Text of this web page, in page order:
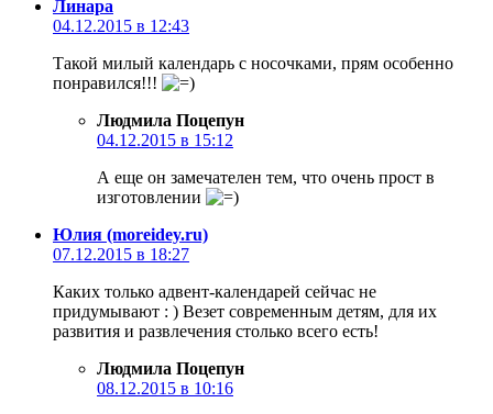
Линара
04.12.2015 в 12:43
Такой милый календарь с носочками, прям особенно
понравился!!!
Людмила Поцепун
04.12.2015 в 15:12
А еще он замечателен тем, что очень прост в
изготовлении
Юлия (moreidey.ru)
07.12.2015 в 18:27
Каких только адвент-календарей сейчас не
придумывают : ) Везет современным детям, для их
развития и развлечения столько всего есть!
Людмила Поцепун
08.12.2015 в 10:16